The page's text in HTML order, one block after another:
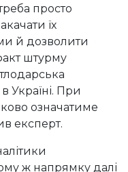
просто
їх
й дозволити
штурму
Україні. При
означатиме
експерт.
ж напрямку далі